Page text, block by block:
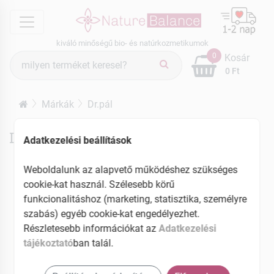
menu
kiváló minőségű bio- és natúrkozmetikumok
keresés
0
0 Ft
Kosár
Márkák Dr.pál
Dr.pál termékek
Adatkezelési beállítások
Weboldalunk az alapvető működéshez szükséges
cookie-kat használ. Szélesebb körű
funkcionalitáshoz (marketing, statisztika, személyre
szabás) egyéb cookie-kat engedélyezhet.
Részletesebb információkat azAdatkezelési
tájékoztatóban talál.